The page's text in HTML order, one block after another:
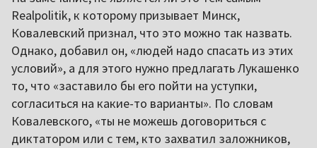
Realpolitik, к которому призывает Минск,
Ковалевский признал, что это можно так назвать.
Однако, добавил он, «людей надо спасать из этих
условий», а для этого нужно предлагать Лукашенко
то, что «заставило бы его пойти на уступки,
согласиться на какие-то варианты». По словам
Ковалевского, «ты не можешь договориться с
диктатором или с тем, кто захватил заложников,